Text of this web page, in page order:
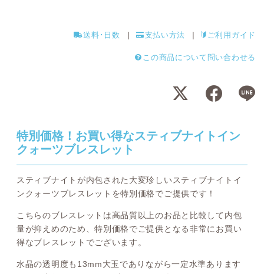
送料･日数 支払い方法 ご利用ガイド
この商品について問い合わせる
特別価格！お買い得なスティブナイトイン
クォーツブレスレット
スティブナイトが内包された大変珍しいスティブナイトイ
ンクォーツブレスレットを特別価格でご提供です！
こちらのブレスレットは高品質以上のお品と比較して内包
量が抑えめのため、特別価格でご提供となる非常にお買い
得なブレスレットでございます。
水晶の透明度も13mm大玉でありながら一定水準あります